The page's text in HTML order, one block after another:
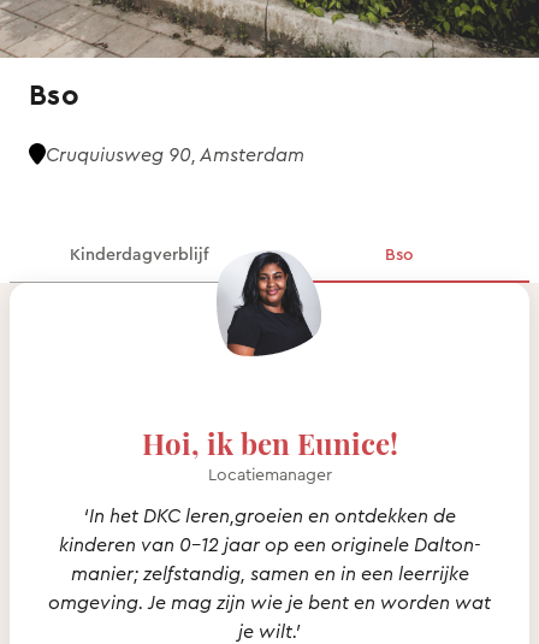
Bso
Cruquiusweg 90, Amsterdam
Kinderdagverblijf Bso
Hoi, ik ben Eunice!
Locatiemanager
‘In het DKC leren,groeien en ontdekken de
kinderen van 0-12 jaar op een originele Dalton-
manier; zelfstandig, samen en in een leerrijke
omgeving. Je mag zijn wie je bent en worden wat
je wilt.’